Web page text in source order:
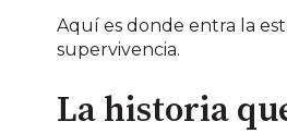
Aquí es donde entra la
supervivencia.
La historia